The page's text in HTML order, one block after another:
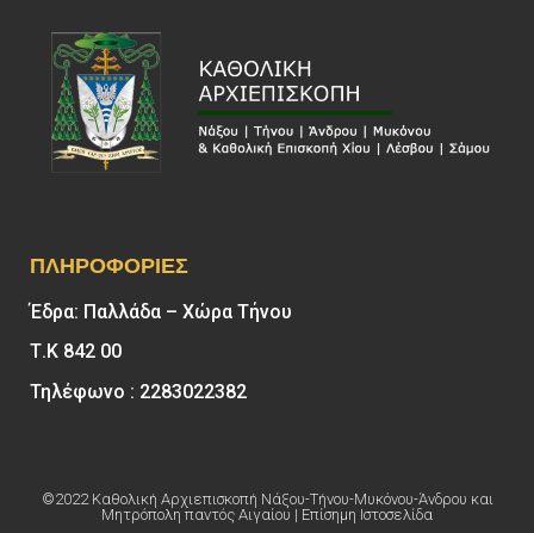
ΠΛΗΡΟΦΟΡΊΕΣ
Έδρα: Παλλάδα – Χώρα Τήνου
Τ.Κ 842 00
Τηλέφωνο : 2283022382
©2022 Καθολική Αρχιεπισκοπή Νάξου-Τήνου-Μυκόνου-Άνδρου και
Μητρόπολη παντός Αιγαίου | Επίσημη Ιστοσελίδα